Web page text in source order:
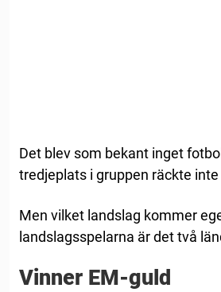
Det blev som bekant inget
tredjeplats i gruppen räckte
Men vilket landslag kommer
landslagsspelarna är det två
Vinner EM-guld